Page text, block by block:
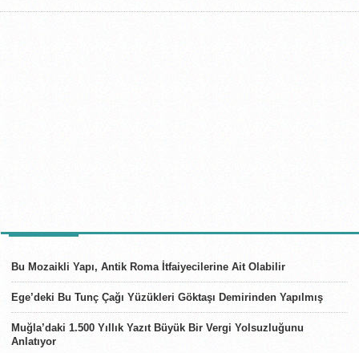
Bu Mozaikli Yapı, Antik Roma İtfaiyecilerine Ait Olabilir
Ege’deki Bu Tunç Çağı Yüzükleri Göktaşı Demirinden Yapılmış
Muğla’daki 1.500 Yıllık Yazıt Büyük Bir Vergi Yolsuzluğunu
Anlatıyor